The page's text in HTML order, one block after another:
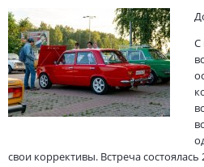
С
свои коррективы. Встреча